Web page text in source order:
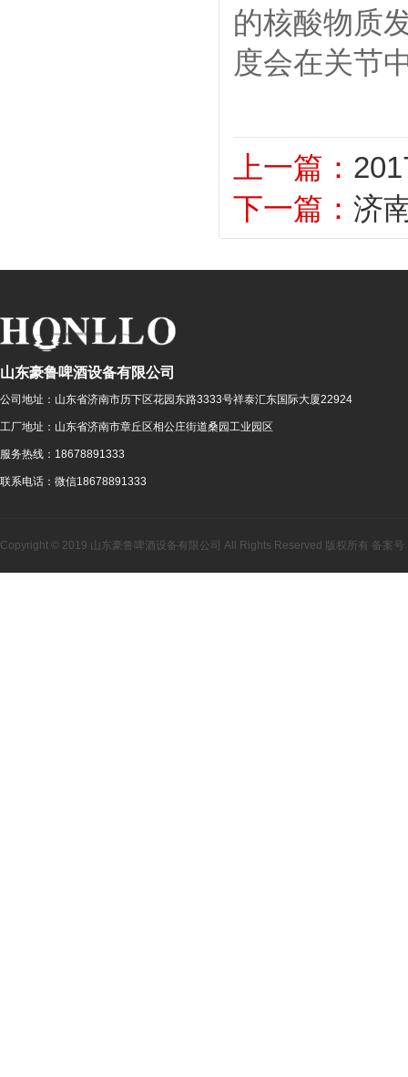
的核酸物质
度会在关节
上一篇：
下一篇： 济
山东豪鲁啤酒设备有限公司
公司地址： 山东省济南市历下区花园东路3333号祥泰汇东国际大厦22924
工厂地址： 山东省济南市章丘区相公庄街道桑园工业园区
服务热线： 18678891333
联系电话： 微信18678891333
Copyright © 2019 山东豪鲁啤酒设备有限公司 All Rights Reserved 版权所有 备案号